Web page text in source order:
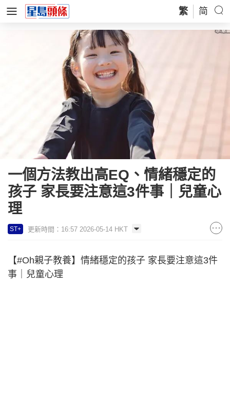
繁 简
一個方法教出高EQ、情緒穩定的
孩子 家長要注意這3件事｜兒童心
理
ST+ 更新時間：16:57 2026-05-14 HKT
【#Oh親子教養】情緒穩定的孩子 家長要注意這3件
事｜兒童心理